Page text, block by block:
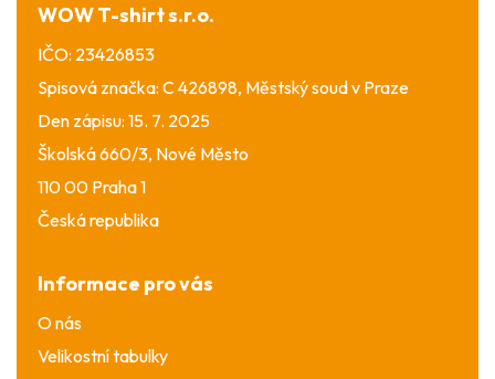
WOW T-shirt s.r.o.
IČO: 23426853
Spisová značka: C 426898, Městský soud v Praze
Den zápisu: 15. 7. 2025
Školská 660/3, Nové Město
110 00 Praha 1
Česká republika
Informace pro vás
O nás
Velikostní tabulky